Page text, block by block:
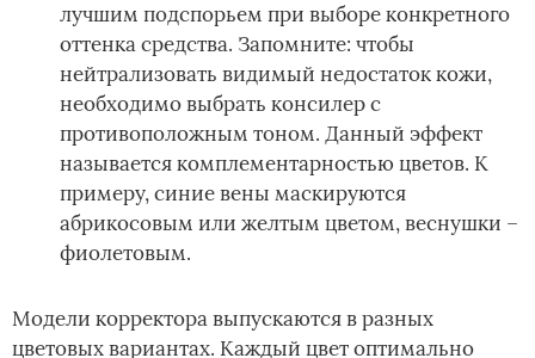
лучшим подспорьем при выборе конкретного
оттенка средства. Запомните: чтобы
нейтрализовать видимый недостаток кожи,
необходимо выбрать консилер с
противоположным тоном. Данный эффект
называется комплементарностью цветов. К
примеру, синие вены маскируются
абрикосовым или желтым цветом, веснушки –
фиолетовым.
Модели корректора выпускаются в разных
цветовых вариантах. Каждый цвет оптимально